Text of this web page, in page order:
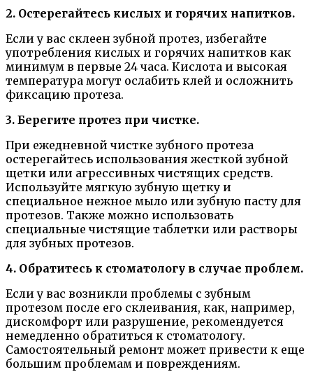
2. Остерегайтесь кислых и горячих напитков.
Если у вас склеен зубной протез, избегайте
употребления кислых и горячих напитков как
минимум в первые 24 часа. Кислота и высокая
температура могут ослабить клей и осложнить
фиксацию протеза.
3. Берегите протез при чистке.
При ежедневной чистке зубного протеза
остерегайтесь использования жесткой зубной
щетки или агрессивных чистящих средств.
Используйте мягкую зубную щетку и
специальное нежное мыло или зубную пасту для
протезов. Также можно использовать
специальные чистящие таблетки или растворы
для зубных протезов.
4. Обратитесь к стоматологу в случае проблем.
Если у вас возникли проблемы с зубным
протезом после его склеивания, как, например,
дискомфорт или разрушение, рекомендуется
немедленно обратиться к стоматологу.
Самостоятельный ремонт может привести к еще
большим проблемам и повреждениям.